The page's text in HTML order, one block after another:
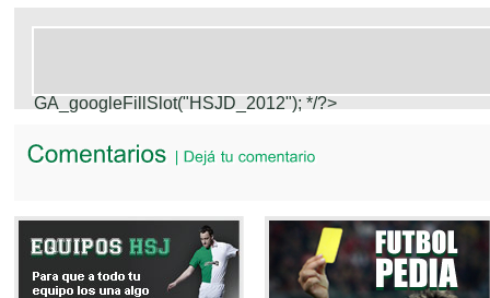
GA_googleFillSlot("HSJD_2012"); */?>